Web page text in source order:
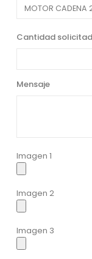
Cantidad
Mensaje
Imagen 1
Imagen 2
Imagen 3